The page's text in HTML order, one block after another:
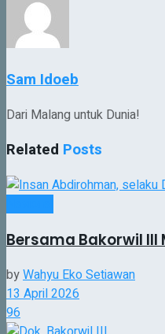
Sam Idoeb
Dari Malang untuk Dunia!
Related Posts
Bersama Bakorwil III
byWahyu Eko Setiawan
13 April 2026
96